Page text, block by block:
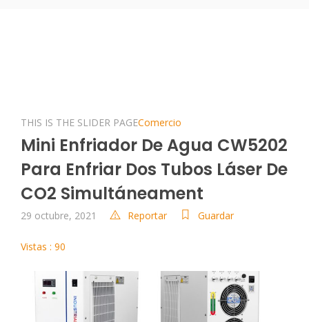
THIS IS THE SLIDER PAGEComercio
Mini Enfriador De Agua CW5202
Para Enfriar Dos Tubos Láser De
CO2 Simultáneament
29 octubre, 2021 Reportar Guardar
Vistas : 90